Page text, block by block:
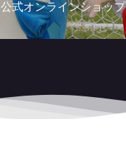
公式オンラインショップ